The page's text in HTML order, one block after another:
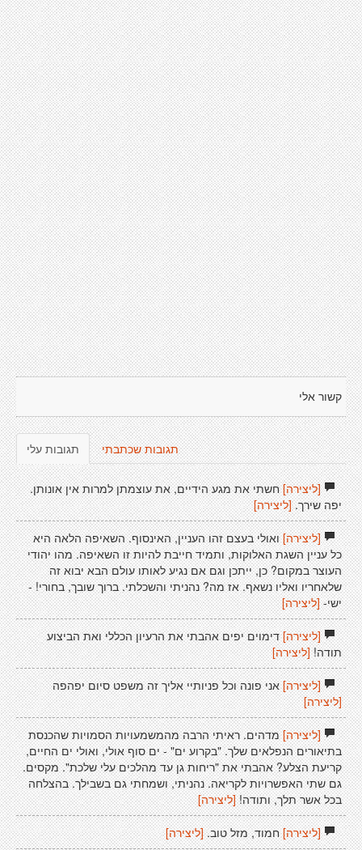
קשור אלי
תגובות עלי תגובות שכתבתי
[ליצירה]חשתי את מגע הידיים, את עוצמתן למרות אין אונותן.
יפה שירך. [ליצירה]
[ליצירה]ואולי בעצם זהו העניין, האינסוף. השאיפה הלאה היא
כל עניין השגת האלוקות, ותמיד חייבת להיות זו השאיפה. מהו יהודי
העוצר במקום? כן, ייתכן וגם אם נגיע לאותו עולם הבא יבוא זה
שלאחריו ואליו נשאף. אז מה? נהניתי והשכלתי. ברוך שובך, בחורי! -
ישי- [ליצירה]
[ליצירה]דימוים יפים אהבתי את הרעיון הכללי ואת הביצוע
תודה! [ליצירה]
[ליצירה]אני פונה וכל פניותיי אליך זה משפט סיום יפהפה
[ליצירה]
[ליצירה]מדהים. ראיתי הרבה מהמשמעויות הסמויות שהכנסת
בתיאורים הנפלאים שלך. "בקרוע ים" - ים סוף אולי, ואולי ים החיים,
קריעת הצלע? אהבתי את "ריחות גן עד מהלכים עלי שלכת". מקסים.
גם שתי האפשרויות לקריאה. נהניתי, ושמחתי גם בשבילך. בהצלחה
בכל אשר תלך, ותודה! [ליצירה]
[ליצירה]חמוד, מזל טוב.[ליצירה]